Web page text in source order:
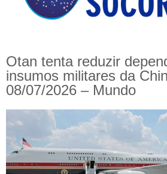
Otan tenta reduzir
insumos militares da
08/07/2026 – Mundo